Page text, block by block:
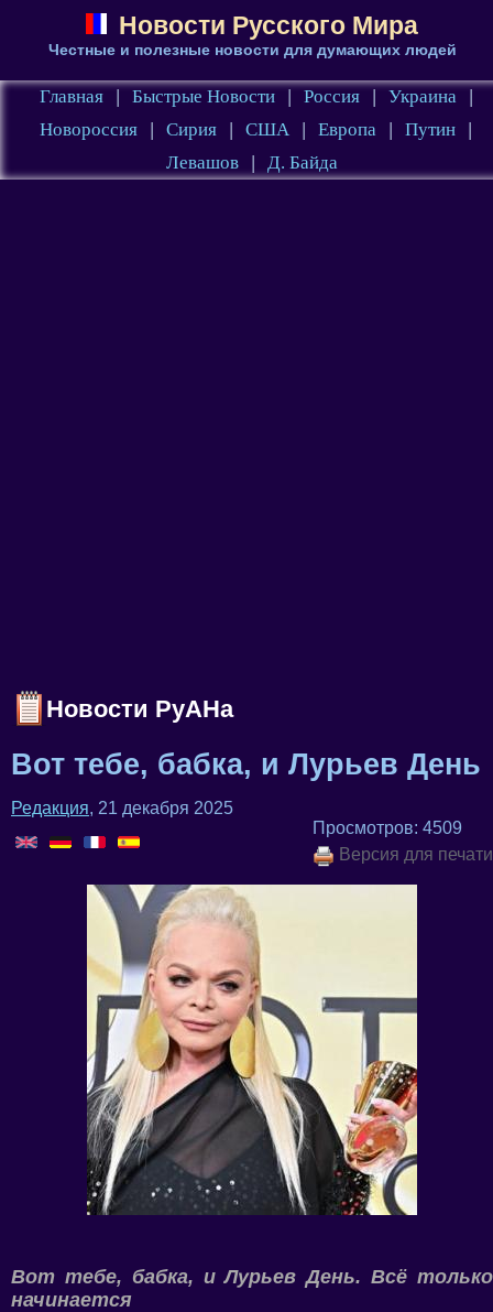
Новости Русского Мира
Честные и полезные новости для думающих людей
Главная | Быстрые Новости | Россия | Украина
|
Новороссия
| Сирия | США | Европа | Путин
|
Левашов
| Д. Байда
Новости РуАНа
Вот тебе, бабка, и Лурьев День
Редакция, 21 декабря 2025
Просмотров: 4509
Версия для печати
Вот тебе, бабка, и Лурьев День. Всё только
начинается